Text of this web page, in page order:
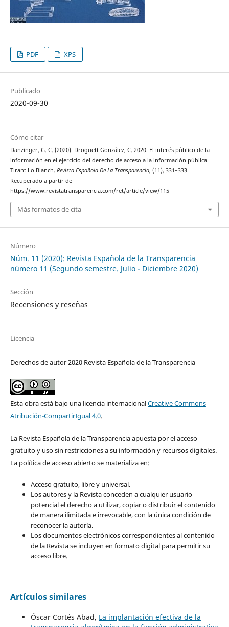
PDF XPS
Publicado
2020-09-30
Cómo citar
Danzinger, G. C. (2020). Droguett González, C. 2020. El interés público de la
información en el ejercicio del derecho de acceso a la información pública.
Tirant Lo Blanch. Revista Española De La Transparencia, (11), 331–333.
Recuperado a partir de
https://www.revistatransparencia.com/ret/article/view/115
Más formatos de cita
Número
Núm. 11 (2020): Revista Española de la Transparencia
número 11 (Segundo semestre. Julio - Diciembre 2020)
Sección
Recensiones y reseñas
Licencia
Derechos de autor 2020 Revista Española de la Transparencia
Esta obra está bajo una licencia internacionalCreative Commons
Atribución-CompartirIgual 4.0.
La Revista Española de la Transparencia apuesta por el acceso
gratuito y uso sin restricciones a su información y recursos digitales.
La política de acceso abierto se materializa en:
Acceso gratuito, libre y universal.
Los autores y la Revista conceden a cualquier usuario
potencial el derecho a utilizar, copiar o distribuir el contenido
de manera ilimitada e irrevocable, con la única condición de
reconocer la autoría.
Los documentos electrónicos correspondientes al contenido
de la Revista se incluyen en formato digital para permitir su
acceso libre.
Artículos similares
Óscar Cortés Abad, La implantación efectiva de la